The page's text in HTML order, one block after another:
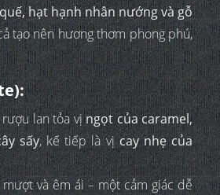
hạt hạnh nhân nướng và gỗ
tạo nên hương thơm phong phú,
rượu lan tỏa vịngọt của caramel,
sấy, kế tiếp là vịcay nhẹ của
và êm ái – một cảm giác dễ